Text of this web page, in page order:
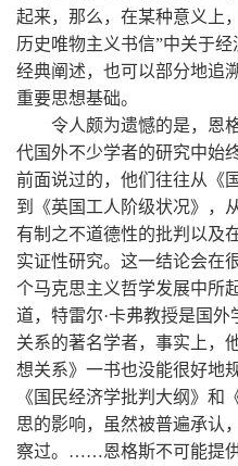
起来，那么，在某种意义上
历史唯物主义书信”中关于
经典阐述，也可以部分地追
重要思想基础。
令人颇为遗憾的是，恩
代国外不少学者的研究中始
前面说过的，他们往往从《
到《英国工人阶级状况》，
有制之不道德性的批判以及
实证性研究。这一结论会在
个马克思主义哲学发展中所
道，特雷尔·卡弗教授是国
关系的著名学者，事实上，
想关系》一书也没能很好地
《国民经济学批判大纲》和
思的影响，虽然被普遍承认
察过。……恩格斯不可能提